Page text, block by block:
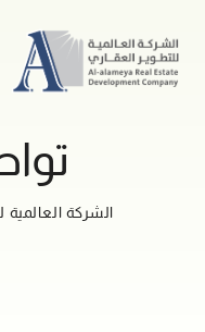
الشركة العالمية